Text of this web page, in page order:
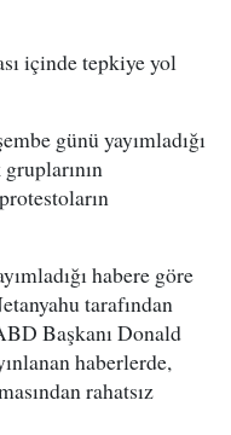
içinde tepkiye yol
günü yayımladığı
habere göre
tarafından
Başkanı Donald
haberlerde,
rahatsız